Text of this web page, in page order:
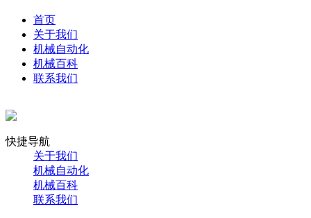
首页
关于我们
机械自动化
机械百科
联系我们
快捷导航
关于我们
机械自动化
机械百科
联系我们